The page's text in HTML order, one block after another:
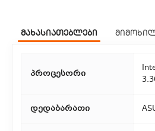
თბილისის მასშტაბით.
თუ გსურთ დაზოგოთ მიწოდებაზე,
მახასიათებლები
პროცესორი
დედაბარათი